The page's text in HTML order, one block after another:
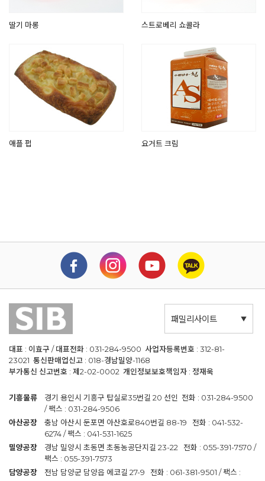
딸기 마롱 스트로베리 쇼콜라
애플 펍 요거트 크림
패밀리사이트
대표 : 이효구 / 대표전화 : 031-284-9500 사업자등록번호 : 312-81-
23021 통신판매업신고 : 018-경남밀양-1168
부가통신 신고번호 : 제2-02-0002 개인정보보호책임자 : 정재욱
기흥물류
경기 용인시 기흥구 탑실로35번길 20 선인 전화 : 031-284-9500
/ 팩스 : 031-284-9506
아산공장
충남 아산시 둔포면 아산호로840번길 88-19 전화 : 041-532-
6274 / 팩스 : 041-531-1625
밀양공장
경남 밀양시 초동면 초동농공단지길 23-22 전화 : 055-391-7570 /
팩스 : 055-391-7573
담양공장
전남 담양군 담양읍 에코길 27-9 전화 : 061-381-9501 / 팩스 :